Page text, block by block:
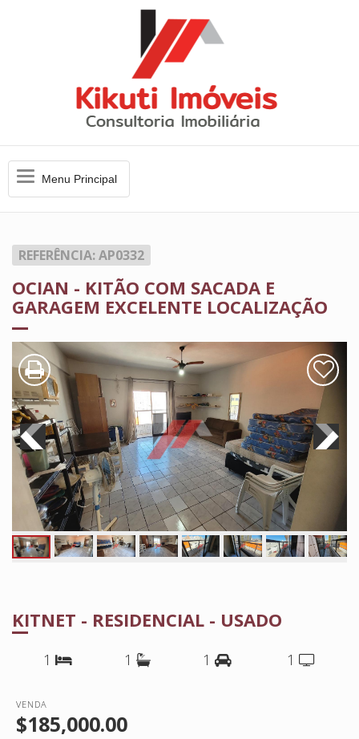
MenuMenu Principal
REFERÊNCIA: AP0332
OCIAN - KITÃO COM SACADA E
GARAGEM EXCELENTE LOCALIZAÇÃO
KITNET - RESIDENCIAL - USADO
1 1 1 1
VENDA
$185,000.00